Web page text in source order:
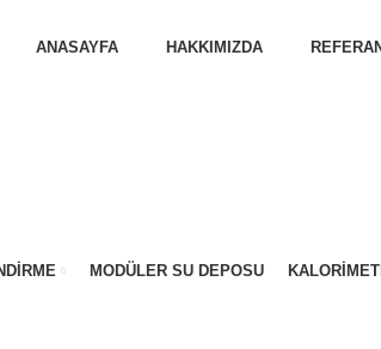
ANASAYFA HAKKIMIZDA
MODÜLER SU DEPOSU